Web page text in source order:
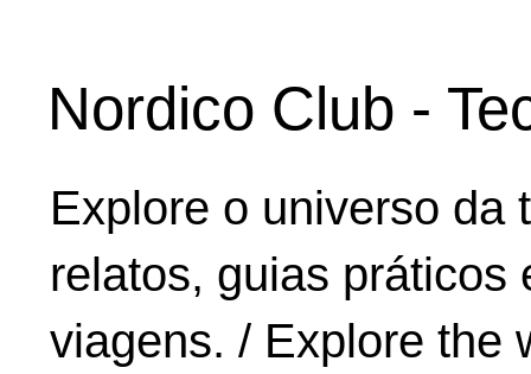
Nordico Club -
Explore o universo da
relatos, guias práticos
viagens. / Explore the